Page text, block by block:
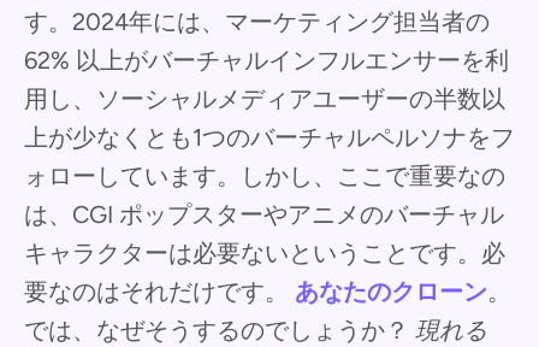
す。2024年には、マーケティング担当者の
62% 以上がバーチャルインフルエンサーを利
用し、ソーシャルメディアユーザーの半数以
上が少なくとも1つのバーチャルペルソナをフ
ォローしています。しかし、ここで重要なの
は、CGI ポップスターやアニメのバーチャル
キャラクターは必要ないということです。必
要なのはそれだけです。
あなたのクローン。
では、なぜそうするのでしょうか？ 現れる